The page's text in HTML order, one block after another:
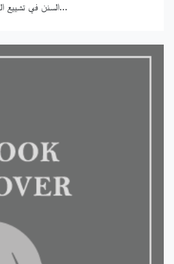
السنن في تشييع الجنائز وا...